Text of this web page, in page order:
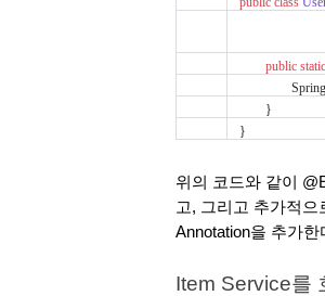
public static
}
}
위의 코드와 같이
고, 그리고 추가적으
Annotation을 추가한
Item Service를